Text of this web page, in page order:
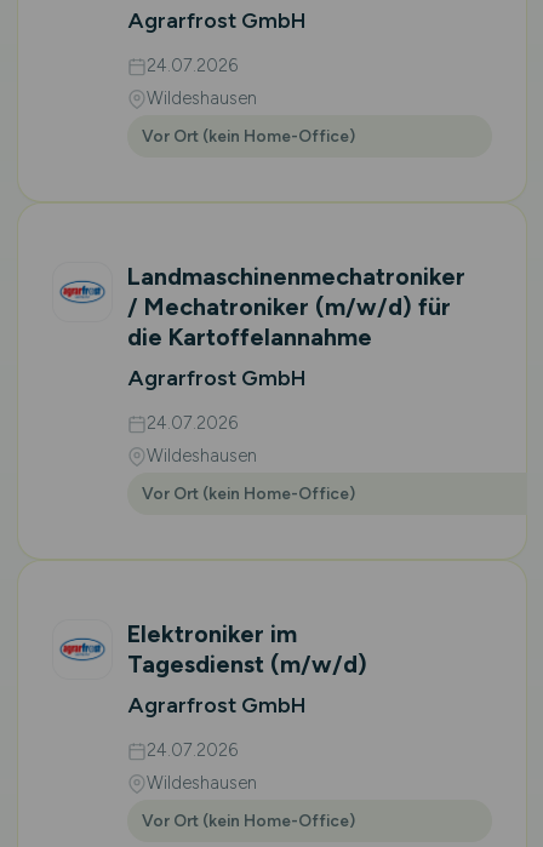
Agrarfrost GmbH
24.07.2026
Wildeshausen
Vor Ort (kein Home-Office)
Landmaschinenmechatroniker
/ Mechatroniker (m/w/d) für
die Kartoffelannahme
Agrarfrost GmbH
24.07.2026
Wildeshausen
Vor Ort (kein Home-Office)
Elektroniker im
Tagesdienst (m/w/d)
Agrarfrost GmbH
24.07.2026
Wildeshausen
Vor Ort (kein Home-Office)